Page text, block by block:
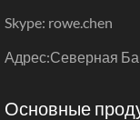
Skype: rowe.chen
Адрес:Северная
Основные